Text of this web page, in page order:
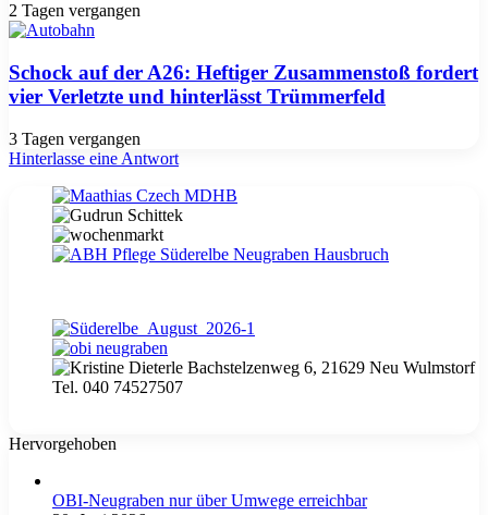
2 Tagen vergangen
Schock auf der A26: Heftiger Zusammenstoß fordert
vier Verletzte und hinterlässt Trümmerfeld
3 Tagen vergangen
Hinterlasse eine Antwort
Hervorgehoben
OBI-Neugraben nur über Umwege erreichbar